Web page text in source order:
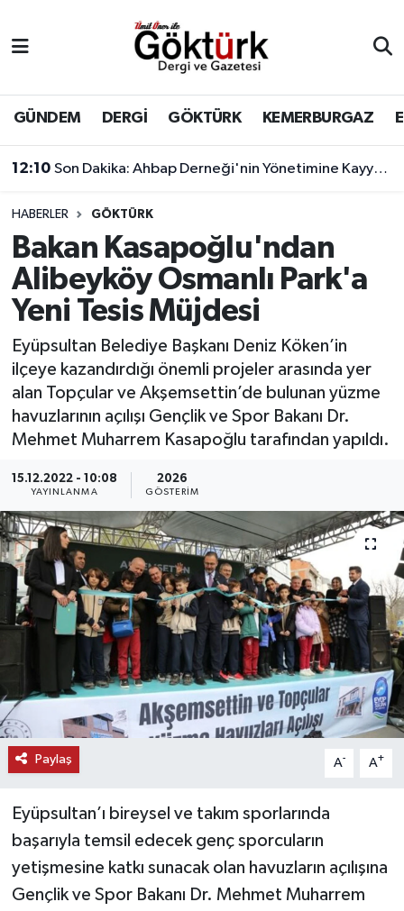
GÜNDEM DERGİ GÖKTÜRK KEMERBURGAZ
12:10 Son Dakika: Ahbap Derneği'nin Yönetimine Kayyum Atandı
HABERLER GÖKTÜRK
Bakan Kasapoğlu'ndan
Alibeyköy Osmanlı Park'a
Yeni Tesis Müjdesi
Eyüpsultan Belediye Başkanı Deniz Köken’in
ilçeye kazandırdığı önemli projeler arasında yer
alan Topçular ve Akşemsettin’de bulunan yüzme
havuzlarının açılışı Gençlik ve Spor Bakanı Dr.
Mehmet Muharrem Kasapoğlu tarafından yapıldı.
15.12.2022 - 10:08
YAYINLANMA
2026
GÖSTERIM
Paylaş A- A+
Eyüpsultan’ı bireysel ve takım sporlarında
başarıyla temsil edecek genç sporcuların
yetişmesine katkı sunacak olan havuzların açılışına
Gençlik ve Spor Bakanı Dr. Mehmet Muharrem
BİLİM
DERGİ
DÜNYA
EĞİTİM
EKONOMİ
GÖKTÜRK
GÜNDEM
KEMERBURGAZ
KÜLTÜR - SANAT
MAGAZİN
ÖZEL HABER
SAĞLIK
SPOR
TEKNOLOJİ
TİCARET
YAŞAM
Eyüpsultan Hava Durumu
Eyüpsultan Trafik Yoğunluk Haritası
Süper Lig Puan Durumu ve Fikstür
Tüm Manşetler
Son Dakika Haberleri
Haber Arşivi